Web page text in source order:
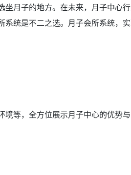
月子的地方。在未来，月子中心
统是不二之选。月子会所系统，
境等，全方位展示月子中心的优势